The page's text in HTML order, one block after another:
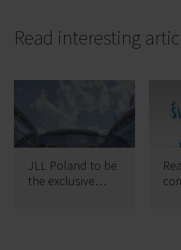
Read interesting
JLL Poland to be
the exclusive